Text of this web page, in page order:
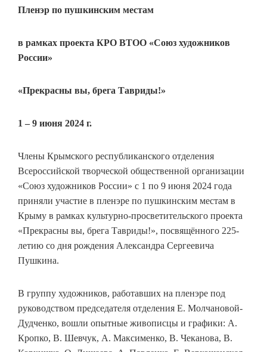
Пленэр по пушкинским местам
в рамках проекта КРО ВТОО «Союз художников
России»
«Прекрасны вы, брега Тавриды!»
1 – 9 июня 2024 г.
Члены Крымского республиканского отделения
Всероссийской творческой общественной организации
«Союз художников России» с 1 по 9 июня 2024 года
приняли участие в пленэре по пушкинским местам в
Крыму в рамках культурно-просветительского проекта
«Прекрасны вы, брега Тавриды!», посвящённого 225-
летию со дня рождения Александра Сергеевича
Пушкина.
В группу художников, работавших на пленэре под
руководством председателя отделения Е. Молчановой-
Дудченко, вошли опытные живописцы и графики: А.
Кропко, В. Шевчук, А. Максименко, В. Чеканова, В.